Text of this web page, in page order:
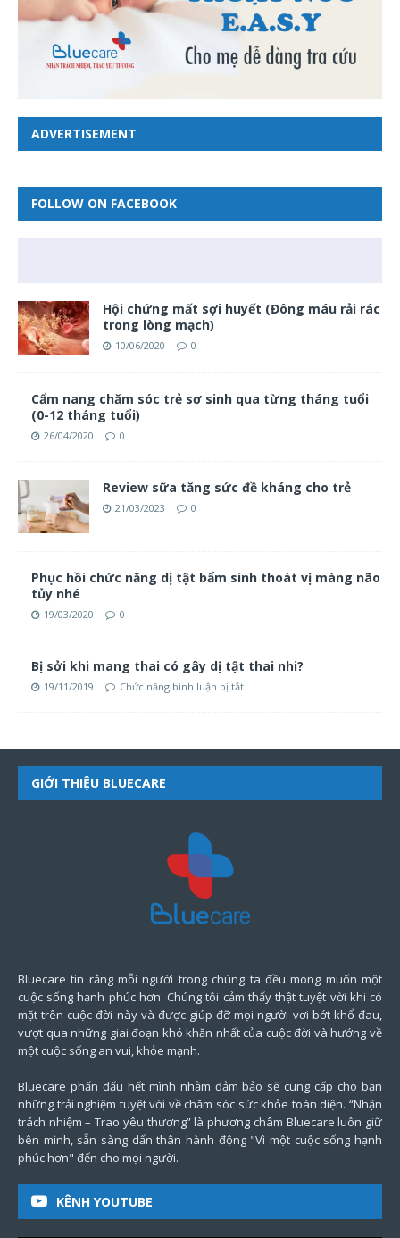
ADVERTISEMENT
FOLLOW ON FACEBOOK
Hội chứng mất sợi huyết (Đông máu rải rác
trong lòng mạch)
10/06/2020 0
Cẩm nang chăm sóc trẻ sơ sinh qua từng tháng tuổi
(0-12 tháng tuổi)
26/04/2020 0
Review sữa tăng sức đề kháng cho trẻ
21/03/2023 0
Phục hồi chức năng dị tật bẩm sinh thoát vị màng não
tủy nhé
19/03/2020 0
Bị sởi khi mang thai có gây dị tật thai nhi?
19/11/2019 Chức năng bình luận bị tắt
GIỚI THIỆU BLUECARE
Bluecare tin rằng mỗi người trong chúng ta đều mong muốn một
cuộc sống hạnh phúc hơn. Chúng tôi cảm thấy thật tuyệt vời khi có
mặt trên cuộc đời này và được giúp đỡ mọi người vơi bớt khổ đau,
vượt qua những giai đoạn khó khăn nhất của cuộc đời và hướng về
một cuộc sống an vui, khỏe mạnh.
Bluecare phấn đấu hết mình nhằm đảm bảo sẽ cung cấp cho bạn
những trải nghiệm tuyệt vời về chăm sóc sức khỏe toàn diện. “Nhận
trách nhiệm – Trao yêu thương” là phương châm Bluecare luôn giữ
bên mình, sẵn sàng dấn thân hành động "Vì một cuộc sống hạnh
phúc hơn" đến cho mọi người.
KÊNH YOUTUBE